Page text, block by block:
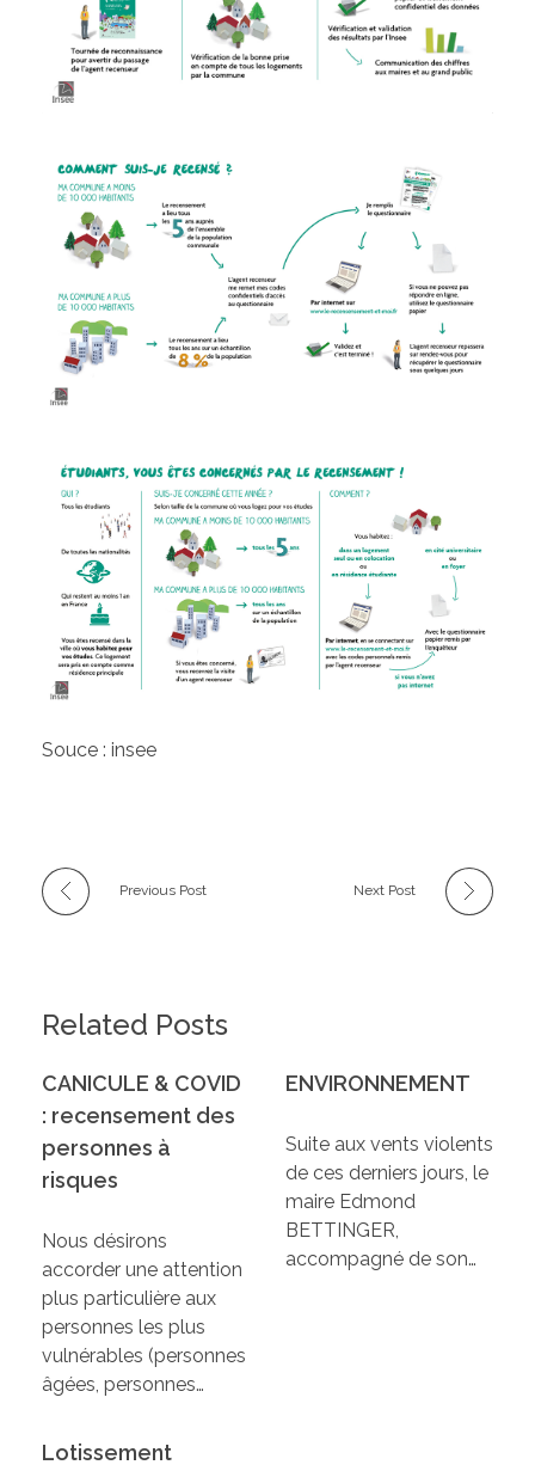
Souce : insee
Previous Post Next Post
Related Posts
CANICULE & COVID
: recensement des
personnes à
risques
Nous désirons
accorder une attention
plus particulière aux
personnes les plus
vulnérables (personnes
âgées, personnes…
ENVIRONNEMENT
Suite aux vents violents
de ces derniers jours, le
maire Edmond
BETTINGER,
accompagné de son…
Lotissement